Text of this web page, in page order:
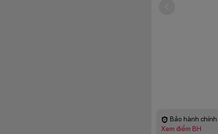
Bảo hành
Xem điểm BH